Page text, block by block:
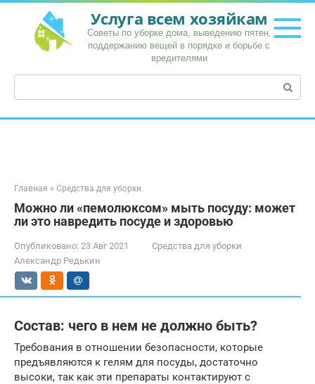
Перейти
контенту
Услуга всем хозяйкам
Советы по уборке дома, выведению пятен,
поддержанию вещей в порядке и борьбе с
вредителями
Поиск:
Главная » Средства для уборки
Можно ли «пемолюксом» мыть посуду: может
ли это навредить посуде и здоровью
Опубликовано: 23 Авг 2021
Средства для уборки
Александр Редькин
Состав: чего в нем не должно быть?
Требования в отношении безопасности, которые
предъявляются к гелям для посуды, достаточно
высоки, так как эти препараты контактируют с